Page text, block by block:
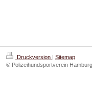
Druckversion | Sitemap
© Polizeihundsportverein